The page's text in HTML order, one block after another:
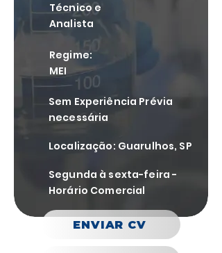
Técnico e
Analista
Regime:
MEI
Sem Experiência Prévia
necessária
Localização: Guarulhos, SP
Segunda à sexta-feira -
Horário Comercial
ENVIAR CV